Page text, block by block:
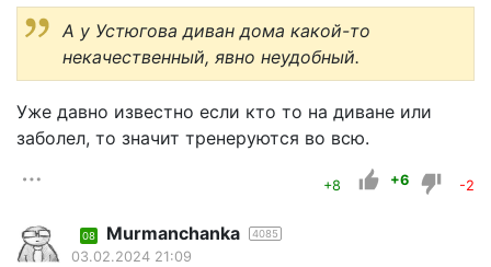
А у Устюгова диван дома какой-то
некачественный, явно неудобный.
Уже давно известно если кто то на диване или
заболел, то значит тренеруются во всю.
+8 +6 -2
08 Murmanchanka 4085
03.02.2024 21:09